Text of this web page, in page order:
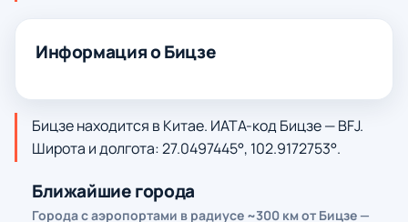
Информация о Бицзе
Бицзе находится в Китае. ИАТА-код Бицзе — BFJ.
Широта и долгота: 27.0497445°, 102.9172753°.
Ближайшие города
Города с аэропортами в радиусе ~300 км от Бицзе —